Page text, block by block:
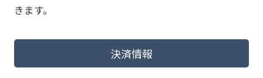
きます。
決済情報